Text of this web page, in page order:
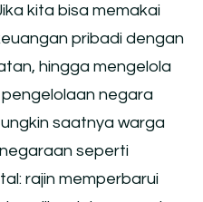
kita bisa memakai
pribadi dengan
hingga mengelola
negara
saatnya warga
seperti
rajin memperbarui